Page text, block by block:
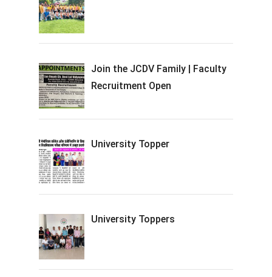
Join the JCDV Family | Faculty
Recruitment Open
University Topper
University Toppers